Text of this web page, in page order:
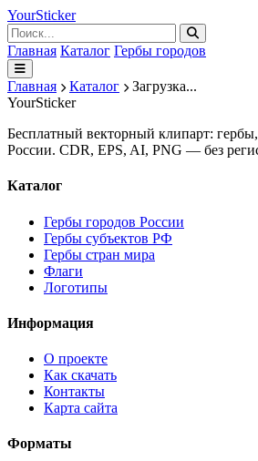
YourSticker
Главная Каталог Гербы городов
Главная Каталог
Загрузка...
YourSticker
Бесплатный векторный клипарт:
России. CDR, EPS, AI, PNG — без
Каталог
Гербы городов России
Гербы субъектов РФ
Гербы стран мира
Флаги
Логотипы
Информация
О проекте
Как скачать
Контакты
Карта сайта
Форматы